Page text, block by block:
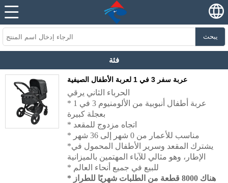
يبحث
فئة
عربة سفر 3 في 1 لعربة الأطفال الصيفية
الحرباء الثاني يرقي
* عربة أطفال أنبوبية من الألومنيوم 3 في 1
بعجلة كبيرة
* اتجاه مزدوج للمقعد
* مناسب للأعمار من 0 شهر إلى 36 شهر
*يشترك المقعد وسرير الأطفال المحمول في
الإطار، وهو مثالي للآباء المهتمين بالميزانية
* للبيع في جميع أنحاء العالم
* هناك 8000 قطعة من الطلبات شهريًا للطراز